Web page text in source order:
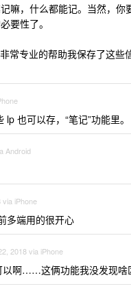
嘛，什么都能记。当然，
要性了。
常专业的帮助我保存了这
lp 也可以存，“笔记”功能里。
Android
via iPhone
多端用的很开心
2018 via iPhone
以啊……这俩功能我没发现啥